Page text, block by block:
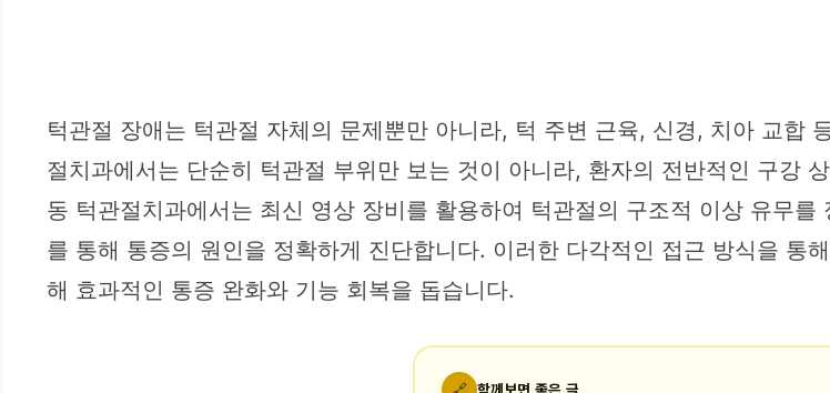
턱관절 장애는 턱관절 자체의 문제뿐만 아니라, 턱 주변 근육, 신경, 치아 교합
절치과에서는 단순히 턱관절 부위만 보는 것이 아니라, 환자의 전반적인 구강
동 턱관절치과에서는 최신 영상 장비를 활용하여 턱관절의 구조적 이상 유무
를 통해 통증의 원인을 정확하게 진단합니다. 이러한 다각적인 접근 방식을 통
해 효과적인 통증 완화와 기능 회복을 돕습니다.